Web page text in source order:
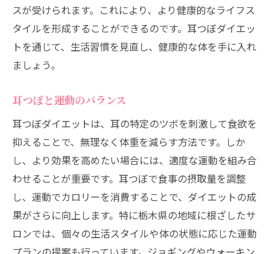
スが受けられます。これにより、より健康的なライフス
タイルを形成することができるのです。耳つぼダイエッ
トを通じて、生活習慣を見直し、健康的な体を手に入れ
ましょう。
耳つぼと運動のバランス
耳つぼダイエットは、耳の特定のツボを刺激して食欲を
抑えることで、無理なく体重を減らす方法です。しか
し、より効果を高めたい場合には、適度な運動を組み合
わせることが重要です。耳つぼで食事の摂取量を調整
し、運動でカロリーを消費することで、ダイエットの成
果がさらに向上します。特に栃木県の地域に根ざしたサ
ロンでは、個々の生活スタイルや体の状態に応じた運動